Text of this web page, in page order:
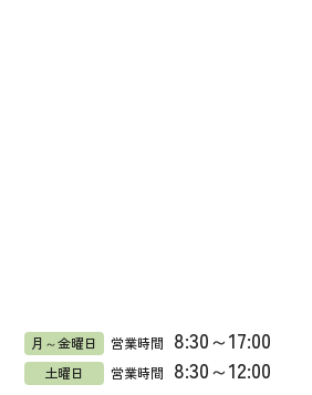
月～金曜日 営業時間 8:30～17:00
土曜日 営業時間 8:30～12:00